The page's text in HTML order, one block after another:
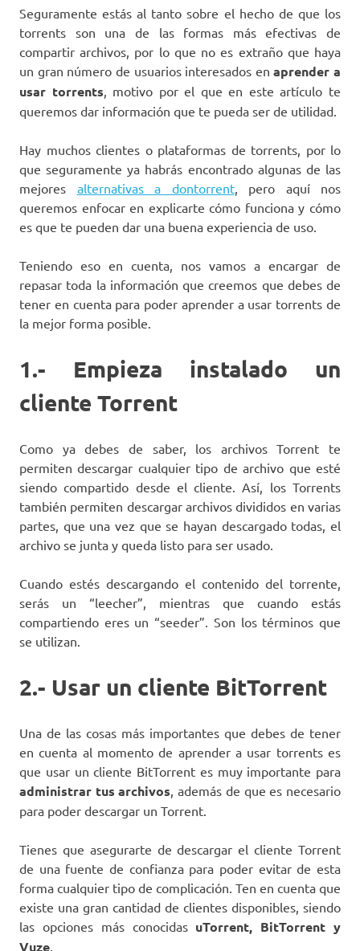
Seguramente estás al tanto sobre el hecho de que los
torrents son una de las formas más efectivas de
compartir archivos, por lo que no es extraño que haya
un gran número de usuarios interesados enaprender a
usar torrents , motivo por el que en este artículo te
queremos dar información que te pueda ser de utilidad.
Hay muchos clientes o plataformas de torrents, por lo
que seguramente ya habrás encontrado algunas de las
mejores alternativas a dontorrent, pero aquí nos
queremos enfocar en explicarte cómo funciona y cómo
es que te pueden dar una buena experiencia de uso.
Teniendo eso en cuenta, nos vamos a encargar de
repasar toda la información que creemos que debes de
tener en cuenta para poder aprender a usar torrents de
la mejor forma posible.
1.- Empieza instalado un
cliente Torrent
Como ya debes de saber, los archivos Torrent te
permiten descargar cualquier tipo de archivo que esté
siendo compartido desde el cliente. Así, los Torrents
también permiten descargar archivos divididos en varias
partes, que una vez que se hayan descargado todas, el
archivo se junta y queda listo para ser usado.
Cuando estés descargando el contenido del torrente,
serás un “leecher”, mientras que cuando estás
compartiendo eres un “seeder”. Son los términos que
se utilizan.
2.- Usar un cliente BitTorrent
Una de las cosas más importantes que debes de tener
en cuenta al momento de aprender a usar torrents es
que usar un cliente BitTorrent es muy importante para
administrar tus archivos , además de que es necesario
para poder descargar un Torrent.
Tienes que asegurarte de descargar el cliente Torrent
de una fuente de confianza para poder evitar de esta
forma cualquier tipo de complicación. Ten en cuenta que
existe una gran cantidad de clientes disponibles, siendo
las opciones más conocidas uTorrent, BitTorrent y
Vuze